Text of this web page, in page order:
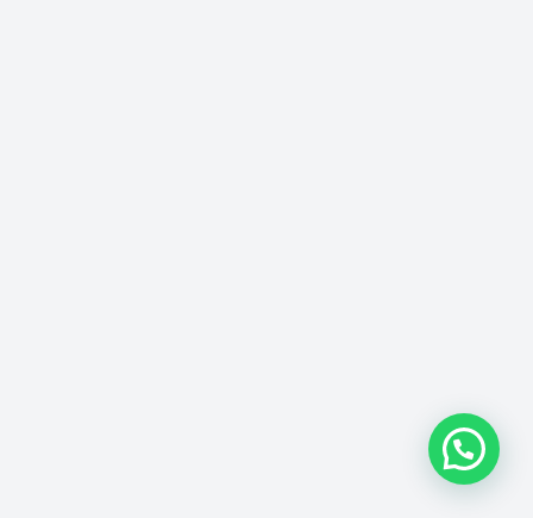
Agenda do Crea-SP Capacita de